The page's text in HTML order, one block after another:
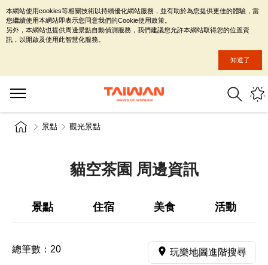
景點 觀光景點
貓空茶園 周邊資訊
景點 住宿 美食 活動
總筆數： 20 玩樂地圖進階搜尋
本網站使用cookies等相關技術以持續優化網站服務，並有助於為您提供更佳的體驗，當
您繼續使用本網站即表示您同意我們的Cookie使用政策。
另外，本網站也提供周邊景點自動偵測服務，我們建議您允許本網站取得您的位置資
訊，以開啟及使用此智慧化服務。
知道了